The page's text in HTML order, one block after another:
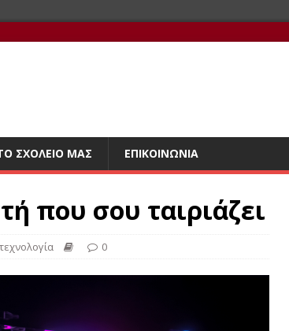
ΣΧΟΛΕΊΟ ΜΑΣ ΕΠΙΚΟΙΝΩΝΊΑ
που σου ταιριάζει
τεχνολογία 0